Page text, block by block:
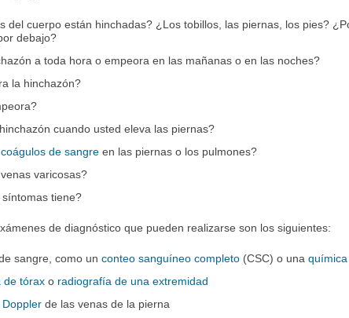
del cuerpo están hinchadas? ¿Los tobillos, las piernas, los pies?
debajo?
a toda hora o empeora en las mañanas o en las noches?
la hinchazón?
cuando usted eleva las piernas?
coágulos de sangre en las piernas o los pulmones?
varicosas?
tiene?
de diagnóstico que pueden realizarse son los siguientes:
sangre, como unconteo sanguíneo completo (CSC) o una
de tórax o radiografía de una extremidad
Doppler de las venas de la pierna